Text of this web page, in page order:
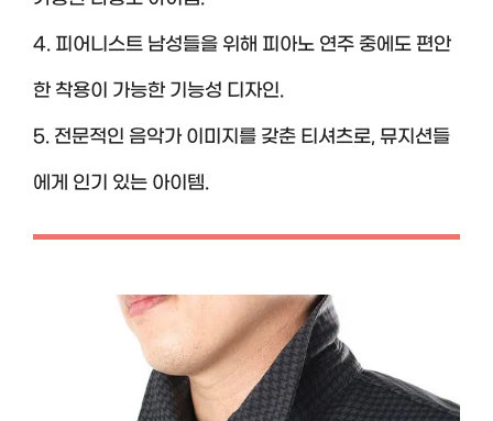
4. 피어니스트 남성들을 위해 피아노 연주 중에도 편안
한 착용이 가능한 기능성 디자인.
5. 전문적인 음악가 이미지를 갖춘 티셔츠로, 뮤지션들
에게 인기 있는 아이템.